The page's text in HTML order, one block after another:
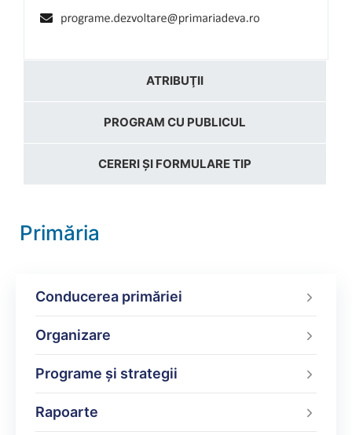
ATRIBUŢII
PROGRAM CU PUBLICUL
CERERI ȘI FORMULARE TIP
Primăria
Conducerea primăriei
Organizare
Programe şi strategii
Rapoarte